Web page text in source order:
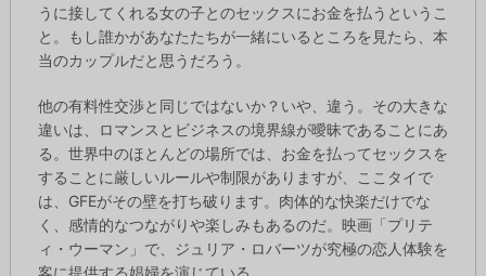
うに接してくれる女の子とのセックスにお金を払うというこ
と。もし誰かがあなたたちが一緒にいるところを見たら、本
当のカップルだと思うだろう。
他の有料性交渉と同じではないか？いや、違う。その大きな
違いは、ロマンスとビジネスの境界線が曖昧であることにあ
る。世界中のほとんどの場所では、お金を払ってセックスを
することに厳しいルールや制限がありますが、ここタイで
は、GFEがその壁を打ち破ります。肉体的な快楽だけでな
く、感情的なつながりや楽しみもあるのだ。映画「プリテ
ィ・ウーマン」で、ジュリア・ロバーツが究極の恋人体験を